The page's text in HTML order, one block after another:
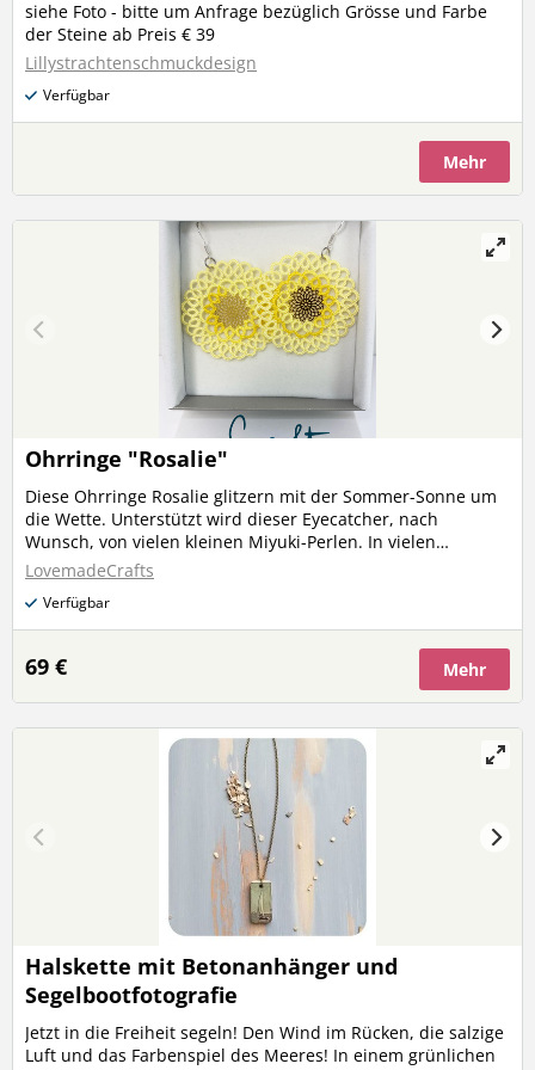
siehe Foto - bitte um Anfrage bezüglich Grösse und Farbe
der Steine ab Preis € 39
Lillystrachtenschmuckdesign
Verfügbar
Mehr
Ohrringe "Rosalie"
Diese Ohrringe Rosalie glitzern mit der Sommer-Sonne um
die Wette. Unterstützt wird dieser Eyecatcher, nach
Wunsch, von vielen kleinen Miyuki-Perlen. In vielen
weiteren Metallic-Farben und natürlich auch zweifarbig.
Jede Variante ist MIT oder OHNE Inlay möglich. In weiss
eignen sie sich natürlich auch perfekt als Hochzeits-
Accessoire. Ohrhaken aus Sterling-Silber. Länge: 6-7 cm
LovemadeCrafts
Verfügbar
69 € Mehr
Halskette mit Betonanhänger und
Segelbootfotografie
Jetzt in die Freiheit segeln! Den Wind im Rücken, die salzige
Luft und das Farbenspiel des Meeres! In einem grünlichen